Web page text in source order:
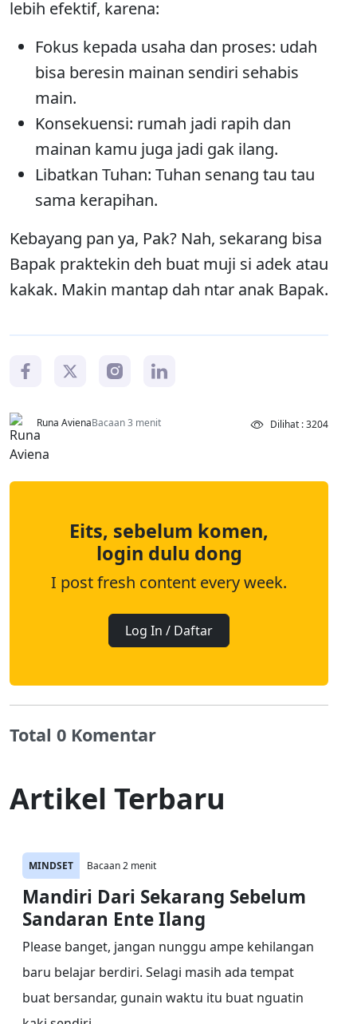
lebih efektif, karena:
Fokus kepada usaha dan proses: udah
bisa beresin mainan sendiri sehabis
main.
Konsekuensi: rumah jadi rapih dan
mainan kamu juga jadi gak ilang.
Libatkan Tuhan: Tuhan senang tau tau
sama kerapihan.
Kebayang pan ya, Pak? Nah, sekarang bisa
Bapak praktekin deh buat muji si adek atau
kakak. Makin mantap dah ntar anak Bapak.
Runa AvienaBacaan 3 menit Dilihat : 3204
Eits, sebelum komen,
login dulu dong
I post fresh content every week.
Log In / Daftar
Total 0 Komentar
Artikel Terbaru
MINDSET Bacaan 2 menit
Mandiri Dari Sekarang Sebelum
Sandaran Ente Ilang
Please banget, jangan nunggu ampe kehilangan
baru belajar berdiri. Selagi masih ada tempat
buat bersandar, gunain waktu itu buat nguatin